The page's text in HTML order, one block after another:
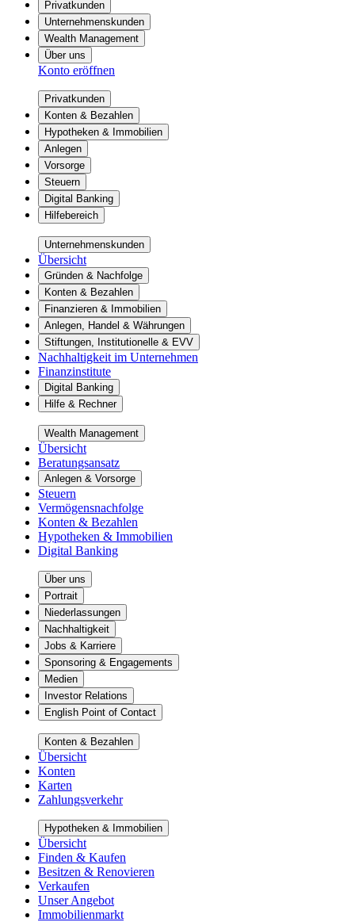
Privatkunden
Unternehmenskunden
Wealth Management
Über uns
Konto eröffnen
Privatkunden
Konten & Bezahlen
Hypotheken & Immobilien
Anlegen
Vorsorge
Steuern
Digital Banking
Hilfebereich
Unternehmenskunden
Übersicht
Gründen & Nachfolge
Konten & Bezahlen
Finanzieren & Immobilien
Anlegen, Handel & Währungen
Stiftungen, Institutionelle & EVV
Nachhaltigkeit im Unternehmen
Finanzinstitute
Digital Banking
Hilfe & Rechner
Wealth Management
Übersicht
Beratungsansatz
Anlegen & Vorsorge
Steuern
Vermögensnachfolge
Konten & Bezahlen
Hypotheken & Immobilien
Digital Banking
Über uns
Portrait
Niederlassungen
Nachhaltigkeit
Jobs & Karriere
Sponsoring & Engagements
Medien
Investor Relations
English Point of Contact
Konten & Bezahlen
Übersicht
Konten
Karten
Zahlungsverkehr
Hypotheken & Immobilien
Übersicht
Finden & Kaufen
Besitzen & Renovieren
Verkaufen
Unser Angebot
Immobilienmarkt